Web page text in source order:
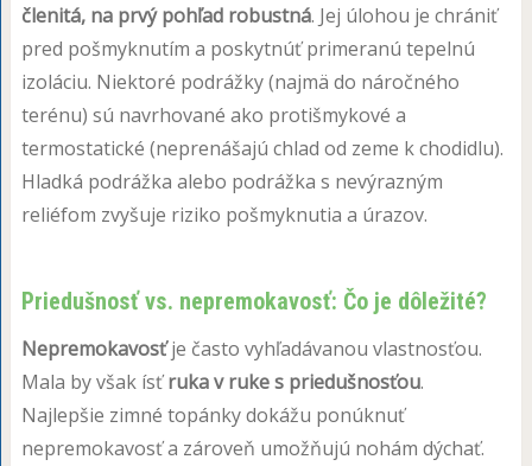
členitá, na prvý pohľad robustná. Jej úlohou je chrániť
pred pošmyknutím a poskytnúť primeranú tepelnú
izoláciu. Niektoré podrážky (najmä do náročného
terénu) sú navrhované ako protišmykové a
termostatické (neprenášajú chlad od zeme k chodidlu).
Hladká podrážka alebo podrážka s nevýrazným
reliéfom zvyšuje riziko pošmyknutia a úrazov.
Priedušnosť vs. nepremokavosť: Čo je dôležité?
Nepremokavosťje často vyhľadávanou vlastnosťou.
Mala by však ísťruka v ruke s priedušnosťou.
Najlepšie zimné topánky dokážu ponúknuť
nepremokavosť a zároveň umožňujú nohám dýchať.